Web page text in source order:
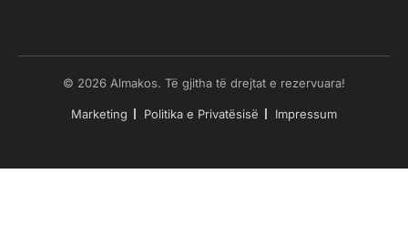
© 2026 Almakos. Të gjitha të drejtat e rezervuara!
Marketing Politika e Privatësisë Impressum